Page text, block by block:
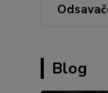
Blog